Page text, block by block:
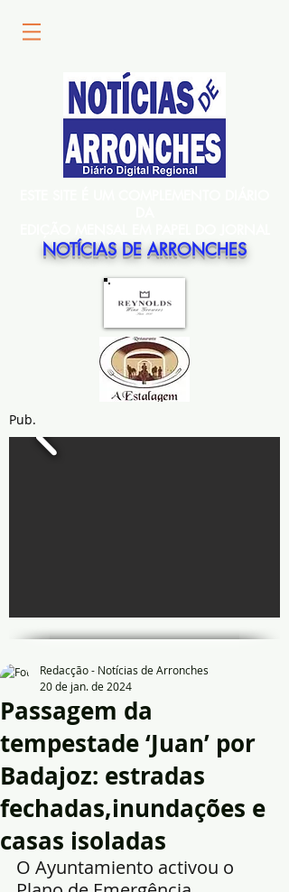
NOTÍCIAS DE ARRONCHES
Pub.
Passagem da
tempestade ‘Juan’ por
Badajoz: estradas
fechadas,inundações e
casas isoladas
Redacção - Notícias de Arronches
20 de jan. de 2024
O Ayuntamiento activou o